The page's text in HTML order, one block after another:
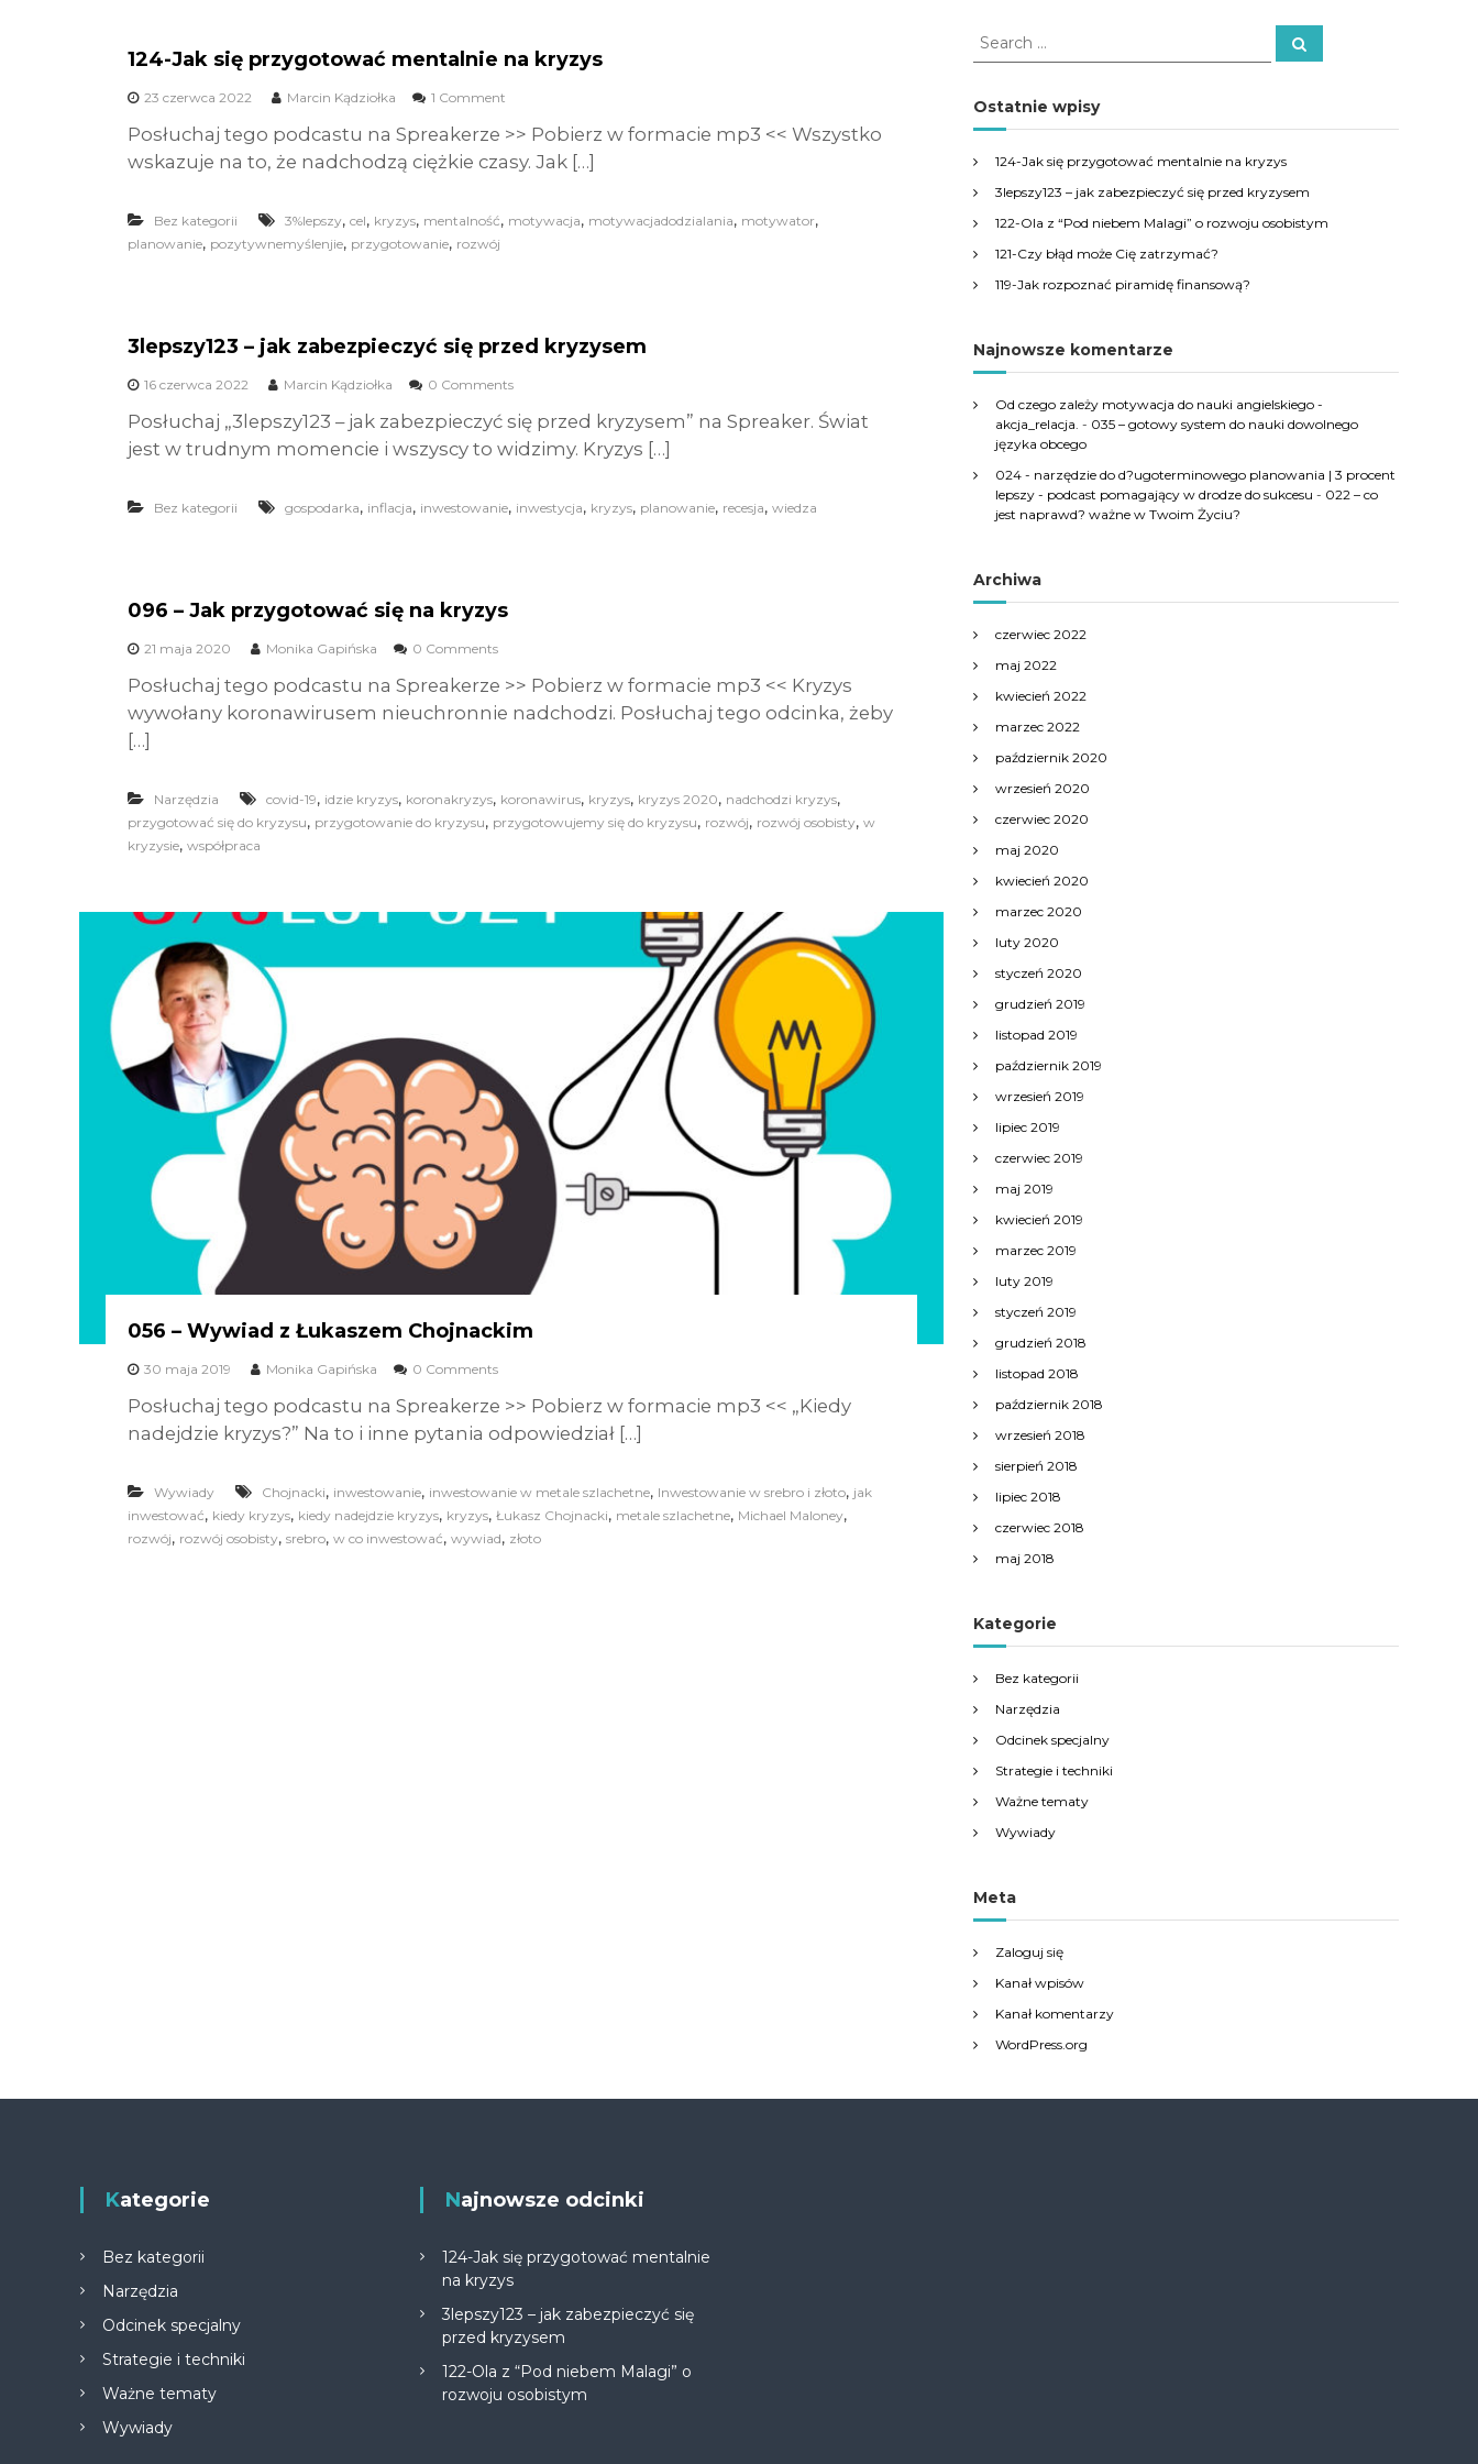
124-Jak się przygotować mentalnie na kryzys
23 czerwca 2022 Marcin Kądziołka 1 Comment
Posłuchaj tego podcastu na Spreakerze >> Pobierz w formacie mp3 << Wszystko
wskazuje na to, że nadchodzą ciężkie czasy. Jak […]
Bez kategorii 3%lepszy, cel, kryzys, mentalność, motywacja, motywacjadodzialania, motywator,
planowanie, pozytywnemyślenjie, przygotowanie, rozwój
3lepszy123 – jak zabezpieczyć się przed kryzysem
16 czerwca 2022 Marcin Kądziołka 0 Comments
Posłuchaj „3lepszy123 – jak zabezpieczyć się przed kryzysem” na Spreaker. Świat
jest w trudnym momencie i wszyscy to widzimy. Kryzys […]
Bez kategorii gospodarka, inflacja, inwestowanie, inwestycja, kryzys, planowanie, recesja, wiedza
096 – Jak przygotować się na kryzys
21 maja 2020 Monika Gapińska 0 Comments
Posłuchaj tego podcastu na Spreakerze >> Pobierz w formacie mp3 << Kryzys
wywołany koronawirusem nieuchronnie nadchodzi. Posłuchaj tego odcinka, żeby
[…]
Narzędzia covid-19, idzie kryzys, koronakryzys, koronawirus, kryzys, kryzys 2020, nadchodzi kryzys,
przygotować się do kryzysu, przygotowanie do kryzysu, przygotowujemy się do kryzysu, rozwój, rozwój osobisty, w
kryzysie, współpraca
056 – Wywiad z Łukaszem Chojnackim
30 maja 2019 Monika Gapińska 0 Comments
Posłuchaj tego podcastu na Spreakerze >> Pobierz w formacie mp3 << „Kiedy
nadejdzie kryzys?” Na to i inne pytania odpowiedział […]
Wywiady Chojnacki, inwestowanie, inwestowanie w metale szlachetne, Inwestowanie w srebro i złoto, jak
inwestować, kiedy kryzys, kiedy nadejdzie kryzys, kryzys, Łukasz Chojnacki, metale szlachetne, Michael Maloney,
rozwój, rozwój osobisty, srebro, w co inwestować, wywiad, złoto
S
e
r
c
f
o
r
S
Ostatnie wpisy
124-Jak się przygotować mentalnie na kryzys
3lepszy123 – jak zabezpieczyć się przed kryzysem
122-Ola z “Pod niebem Malagi” o rozwoju osobistym
121-Czy błąd może Cię zatrzymać?
119-Jak rozpoznać piramidę finansową?
Najnowsze komentarze
Od czego zależy motywacja do nauki angielskiego -
akcja_relacja. - 035 – gotowy system do nauki dowolnego
języka obcego
024 - narzędzie do d?ugoterminowego planowania | 3 procent
lepszy - podcast pomagający w drodze do sukcesu - 022 – co
jest naprawd? ważne w Twoim Życiu?
Archiwa
czerwiec 2022
maj 2022
kwiecień 2022
marzec 2022
październik 2020
wrzesień 2020
czerwiec 2020
maj 2020
kwiecień 2020
marzec 2020
luty 2020
styczeń 2020
grudzień 2019
listopad 2019
październik 2019
wrzesień 2019
lipiec 2019
czerwiec 2019
maj 2019
kwiecień 2019
marzec 2019
luty 2019
styczeń 2019
grudzień 2018
listopad 2018
październik 2018
wrzesień 2018
sierpień 2018
lipiec 2018
czerwiec 2018
maj 2018
Kategorie
Bez kategorii
Narzędzia
Odcinek specjalny
Strategie i techniki
Ważne tematy
Wywiady
Meta
Zaloguj się
Kanał wpisów
Kanał komentarzy
WordPress.org
Kategorie
Bez kategorii
Narzędzia
Odcinek specjalny
Strategie i techniki
Ważne tematy
Wywiady
Najnowsze odcinki
124-Jak się przygotować mentalnie
na kryzys
3lepszy123 – jak zabezpieczyć się
przed kryzysem
122-Ola z “Pod niebem Malagi” o
rozwoju osobistym